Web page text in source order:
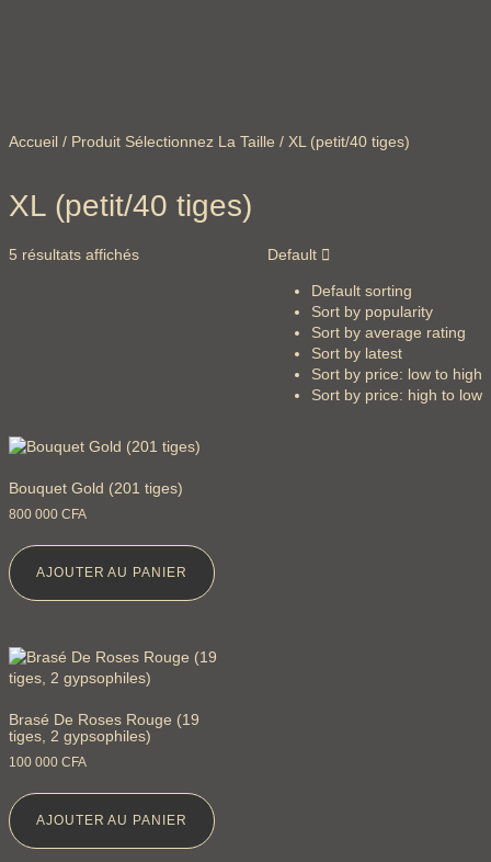
Accueil / Produit Sélectionnez La Taille / XL (petit/40 tiges)
XL (petit/40 tiges)
5 résultats affichés Default
Default sorting
Sort by popularity
Sort by average rating
Sort by latest
Sort by price: low to high
Sort by price: high to low
Bouquet Gold (201 tiges)
800 000 CFA
AJOUTER AU PANIER
Brasé De Roses Rouge (19
tiges, 2 gypsophiles)
100 000 CFA
AJOUTER AU PANIER